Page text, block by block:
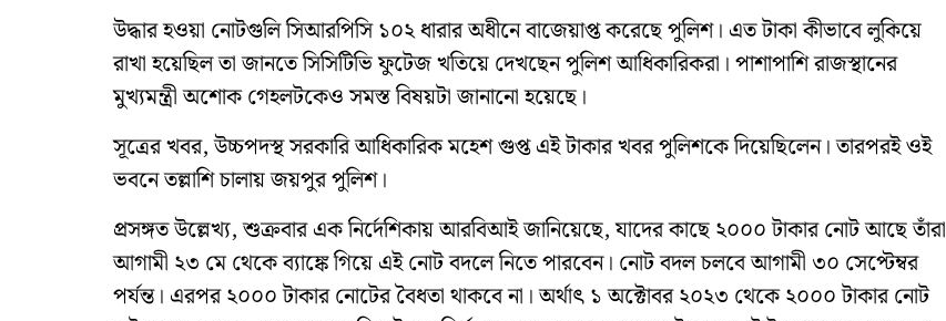
উদ্ধার হওয়া নোটগুলি সিআরপিসি ১০২ ধারার অধীনে বাজেয়াপ্ত করেছে পুলিশ। এত টাকা কীভাবে লুকিয়ে
রাখা হয়েছিল তা জানতে সিসিটিভি ফুটেজ খতিয়ে দেখছেন পুলিশ আধিকারিকরা। পাশাপাশি রাজস্থানের
মুখ্যমন্ত্রী অশোক গেহলটকেও সমস্ত বিষয়টা জানানো হয়েছে।
সূত্রের খবর, উচ্চপদস্থ সরকারি আধিকারিক মহেশ গুপ্ত এই টাকার খবর পুলিশকে দিয়েছিলেন। তারপরই ওই
ভবনে তল্লাশি চালায় জয়পুর পুলিশ।
প্রসঙ্গত উল্লেখ্য, শুক্রবার এক নির্দেশিকায় আরবিআই জানিয়েছে, যাদের কাছে ২০০০ টাকার নোট আছে তাঁরা
আগামী ২৩ মে থেকে ব্যাঙ্কে গিয়ে এই নোট বদলে নিতে পারবেন। নোট বদল চলবে আগামী ৩০ সেপ্টেম্বর
পর্যন্ত। এরপর ২০০০ টাকার নোটের বৈধতা থাকবে না। অর্থাৎ ১ অক্টোবর ২০২৩ থেকে ২০০০ টাকার নোট